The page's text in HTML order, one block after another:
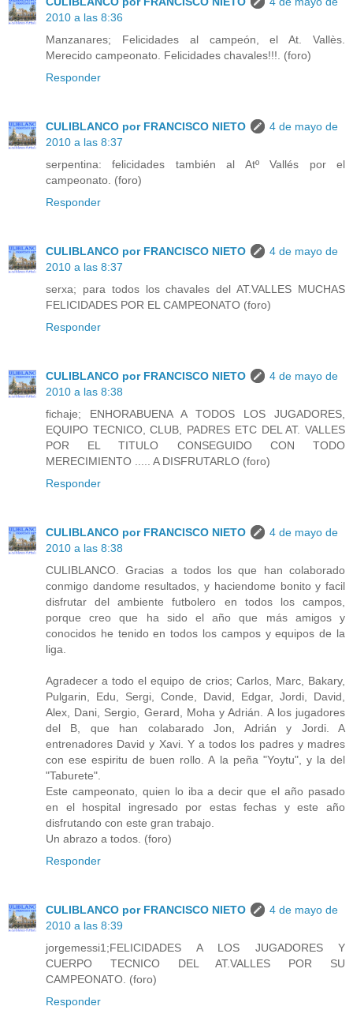
2010 a las 8:36
Manzanares; Felicidades al campeón, el At. Vallès.
Merecido campeonato. Felicidades chavales!!!. (foro)
Responder
CULIBLANCO por FRANCISCO NIETO
4 de mayo de
2010 a las 8:37
serpentina: felicidades también al Atº Vallés por el
campeonato. (foro)
Responder
CULIBLANCO por FRANCISCO NIETO
4 de mayo de
2010 a las 8:37
serxa; para todos los chavales del AT.VALLES MUCHAS
FELICIDADES POR EL CAMPEONATO (foro)
Responder
CULIBLANCO por FRANCISCO NIETO
4 de mayo de
2010 a las 8:38
fichaje; ENHORABUENA A TODOS LOS JUGADORES,
EQUIPO TECNICO, CLUB, PADRES ETC DEL AT. VALLES
POR EL TITULO CONSEGUIDO CON TODO
MERECIMIENTO ..... A DISFRUTARLO (foro)
Responder
CULIBLANCO por FRANCISCO NIETO
4 de mayo de
2010 a las 8:38
CULIBLANCO. Gracias a todos los que han colaborado
conmigo dandome resultados, y haciendome bonito y facil
disfrutar del ambiente futbolero en todos los campos,
porque creo que ha sido el año que más amigos y
conocidos he tenido en todos los campos y equipos de la
liga.
Agradecer a todo el equipo de crios; Carlos, Marc, Bakary,
Pulgarin, Edu, Sergi, Conde, David, Edgar, Jordi, David,
Alex, Dani, Sergio, Gerard, Moha y Adrián. A los jugadores
del B, que han colabarado Jon, Adrián y Jordi. A
entrenadores David y Xavi. Y a todos los padres y madres
con ese espiritu de buen rollo. A la peña "Yoytu", y la del
"Taburete".
Este campeonato, quien lo iba a decir que el año pasado
en el hospital ingresado por estas fechas y este año
disfrutando con este gran trabajo.
Un abrazo a todos. (foro)
Responder
CULIBLANCO por FRANCISCO NIETO
4 de mayo de
2010 a las 8:39
jorgemessi1;FELICIDADES A LOS JUGADORES Y
CUERPO TECNICO DEL AT.VALLES POR SU
CAMPEONATO. (foro)
Responder